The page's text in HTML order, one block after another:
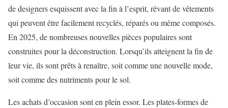
de designers esquissent avec la fin à l’esprit, rêvant de vêtements
qui peuvent être facilement recyclés, réparés ou même composés.
En 2025, de nombreuses nouvelles pièces populaires sont
construites pour la déconstruction. Lorsqu’ils atteignent la fin de
leur vie, ils sont prêts à renaître, soit comme une nouvelle mode,
soit comme des nutriments pour le sol.
Les achats d’occasion sont en plein essor. Les plates-formes de